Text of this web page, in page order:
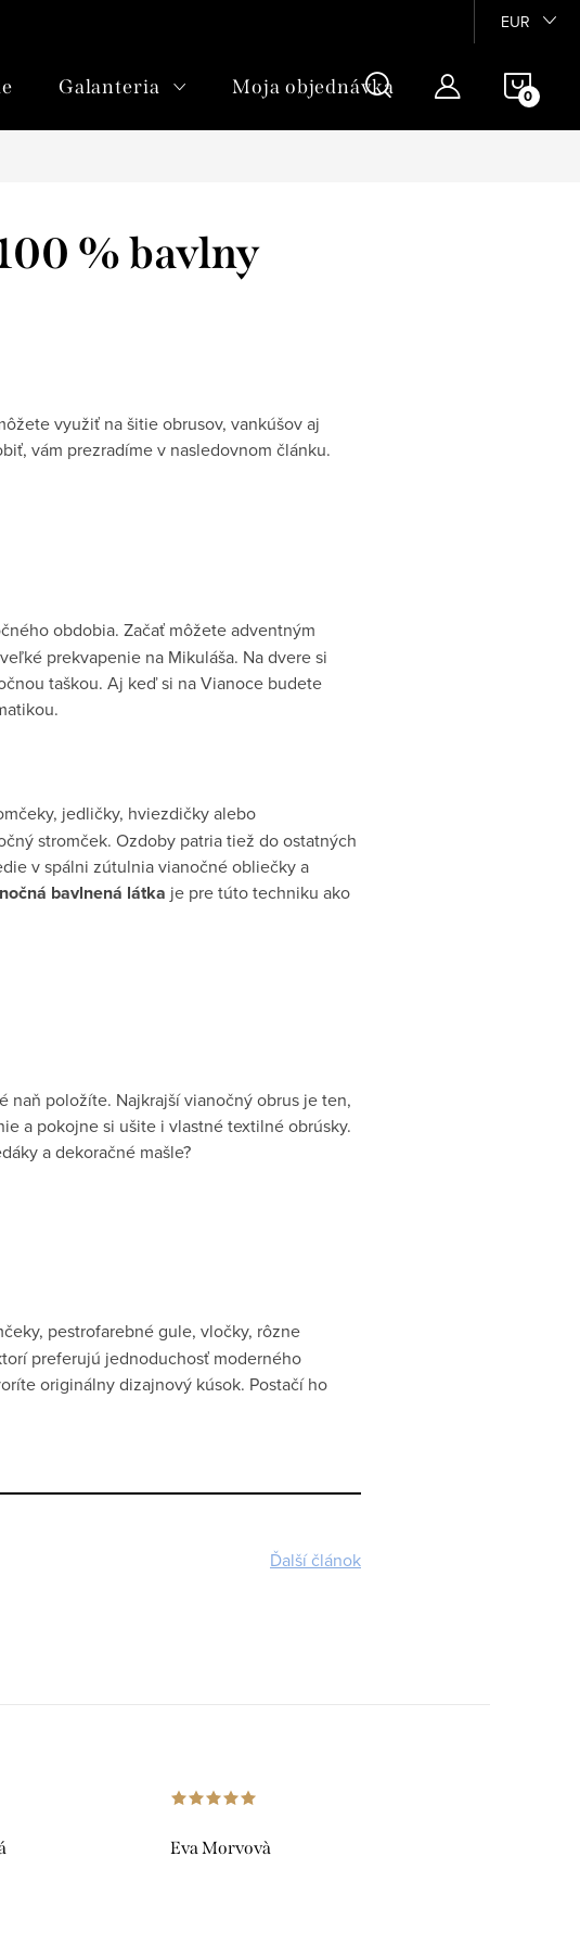
EUR
Galanteria Moja objednávka
% bavlny
využiť na šitie obrusov, vankúšov aj
vám prezradíme v nasledovnom článku.
obdobia. Začať môžete adventným
prekvapenie na Mikuláša. Na dvere si
taškou. Aj keď si na Vianoce budete
jedličky, hviezdičky alebo
stromček. Ozdoby patria tiež do ostatných
v spálni zútulnia vianočné obliečky a
bavlnená látka je pre túto techniku ako
naň položíte. Najkrajší vianočný obrus je ten,
a pokojne si ušite i vlastné textilné obrúsky.
a dekoračné mašle?
pestrofarebné gule, vločky, rôzne
preferujú jednoduchosť moderného
originálny dizajnový kúsok. Postačí ho
Ďalší článok
Eva Morvovà